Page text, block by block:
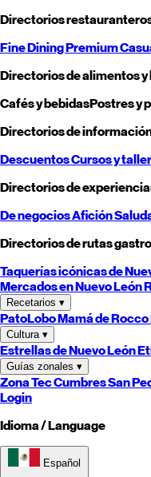
Directorios
Fine DiningPremium
Directorios de alimentos y
Cafés y bebidasPostres y
Directorios de
DescuentosCursos y
Directorios de
De negociosAfición
Directorios de rutas
Taquerías icónicas de
Mercados enNuevo León
Recetarios ▾
PatoLoboMamá de Rocco
Cultura ▾
Estrellas deNuevo León
Guías zonales ▾
Zona TecCumbresSan
Login
Idioma / Language
Español